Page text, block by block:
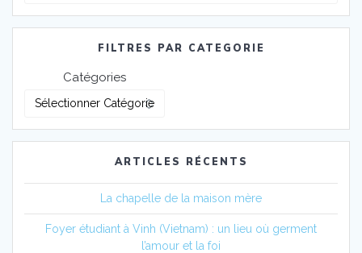
:
FILTRES PAR CATEGORIE
Catégories
ARTICLES RÉCENTS
La chapelle de la maison mère
Foyer étudiant à Vinh (Vietnam) : un lieu où germent
l’amour et la foi